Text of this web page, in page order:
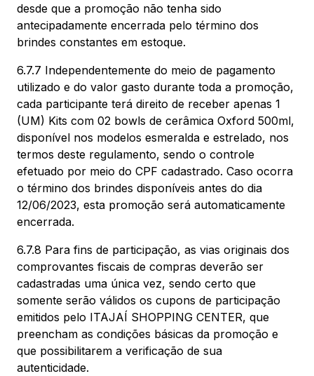
desde que a promoção não tenha sido
antecipadamente encerrada pelo término dos
brindes constantes em estoque.
6.7.7 Independentemente do meio de pagamento
utilizado e do valor gasto durante toda a promoção,
cada participante terá direito de receber apenas 1
(UM) Kits com 02 bowls de cerâmica Oxford 500ml,
disponível nos modelos esmeralda e estrelado, nos
termos deste regulamento, sendo o controle
efetuado por meio do CPF cadastrado. Caso ocorra
o término dos brindes disponíveis antes do dia
12/06/2023, esta promoção será automaticamente
encerrada.
6.7.8 Para fins de participação, as vias originais dos
comprovantes fiscais de compras deverão ser
cadastradas uma única vez, sendo certo que
somente serão válidos os cupons de participação
emitidos pelo ITAJAÍ SHOPPING CENTER, que
preencham as condições básicas da promoção e
que possibilitarem a verificação de sua
autenticidade.